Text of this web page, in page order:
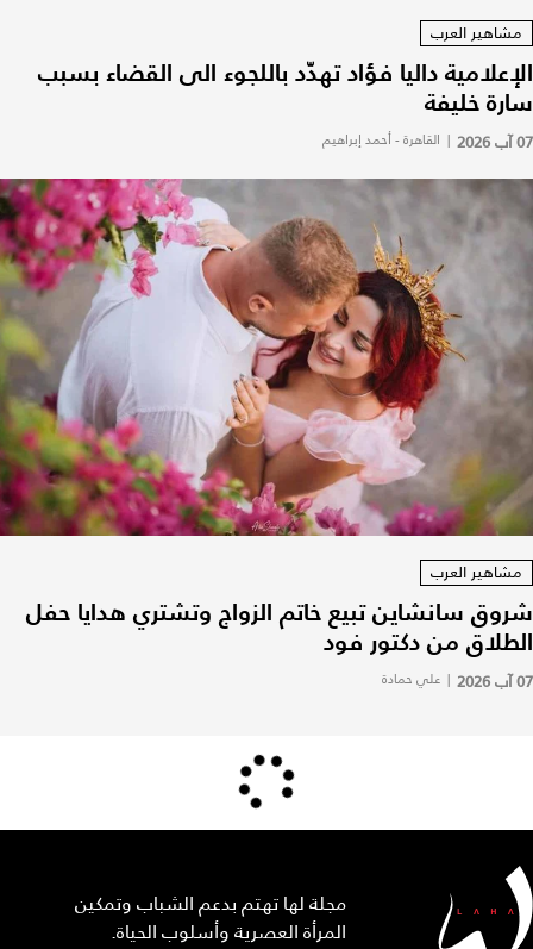
مشاهير العرب
الإعلامية داليا فؤاد تهدّد باللجوء الى القضاء بسبب
سارة خليفة
07 آب 2026 | القاهرة - أحمد إبراهيم
مشاهير العرب
شروق سانشاين تبيع خاتم الزواج وتشتري هدايا حفل
الطلاق من دكتور فود
07 آب 2026 | علي حمادة
مجلة لها تهتم بدعم الشباب وتمكين
المرأة العصرية وأسلوب الحياة.